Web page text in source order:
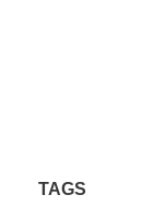
TAGS